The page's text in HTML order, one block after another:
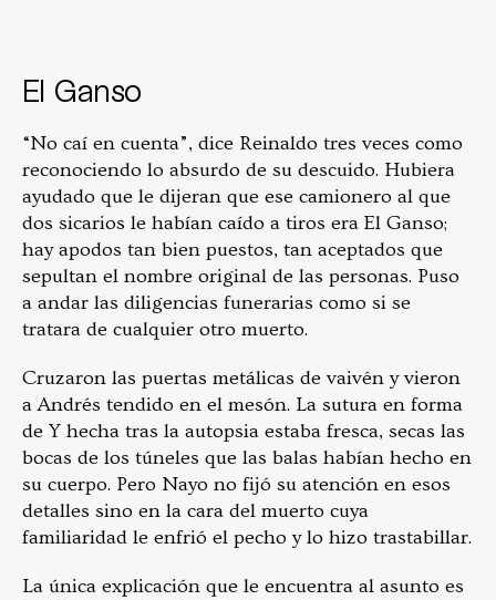
El Ganso
“No caí en cuenta”, dice Reinaldo tres veces como
reconociendo lo absurdo de su descuido. Hubiera
ayudado que le dijeran que ese camionero al que
dos sicarios le habían caído a tiros era El Ganso;
hay apodos tan bien puestos, tan aceptados que
sepultan el nombre original de las personas. Puso
a andar las diligencias funerarias como si se
tratara de cualquier otro muerto.
Cruzaron las puertas metálicas de vaivén y vieron
a Andrés tendido en el mesón. La sutura en forma
de Y hecha tras la autopsia estaba fresca, secas las
bocas de los túneles que las balas habían hecho en
su cuerpo. Pero Nayo no fijó su atención en esos
detalles sino en la cara del muerto cuya
familiaridad le enfrió el pecho y lo hizo trastabillar.
La única explicación que le encuentra al asunto es